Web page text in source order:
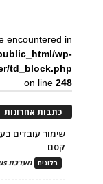
encountered in
wp-
td_block.php
on line248
כתבות אחרונות
קסם
בלוגים מערכת HRus